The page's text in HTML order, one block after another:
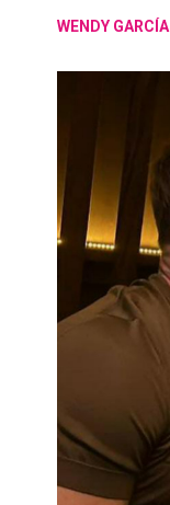
WENDY GARCÍA